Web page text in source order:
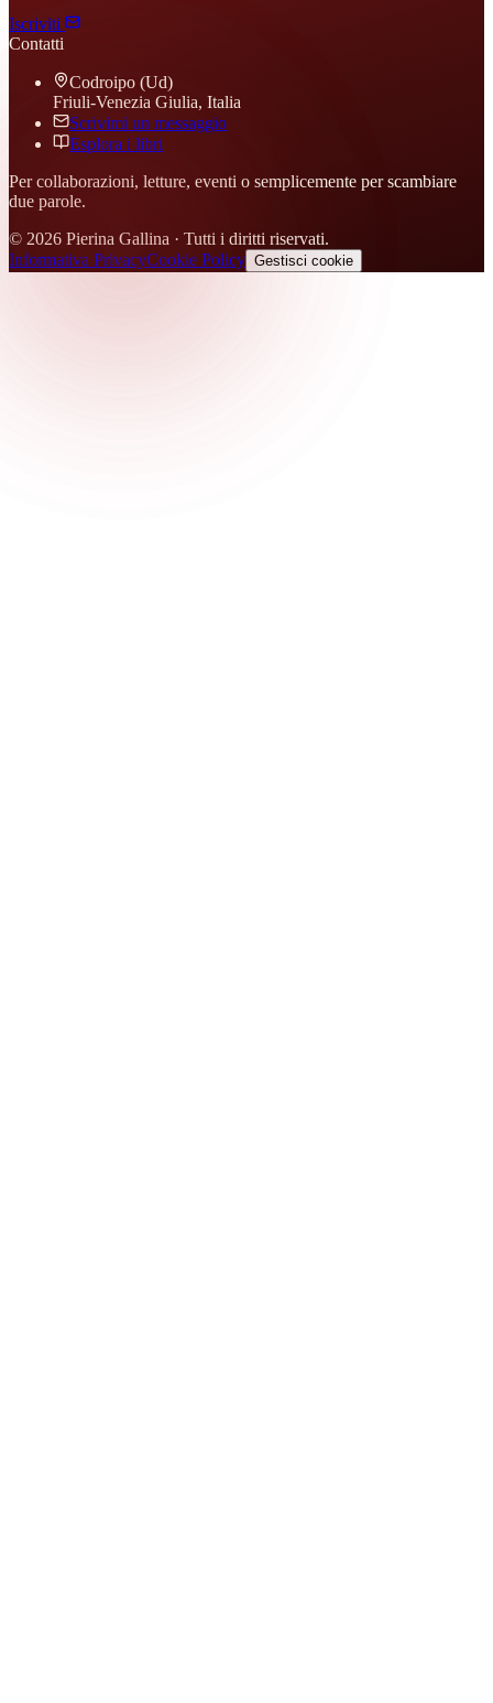
Iscriviti
Contatti
Codroipo (Ud)
Friuli-Venezia Giulia, Italia
Scrivimi un messaggio
Esplora i libri
Per collaborazioni, letture, eventi o semplicemente per scambiare
due parole.
© 2026 Pierina Gallina · Tutti i diritti riservati.
Informativa PrivacyCookie Policy Gestisci cookie